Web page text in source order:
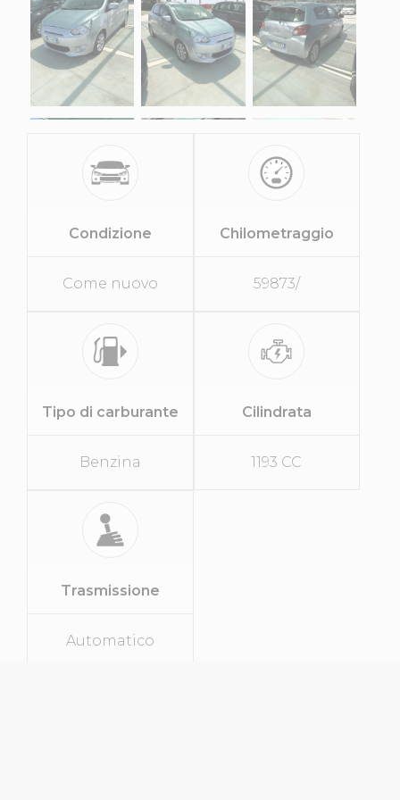
Condizione
Come nuovo
Chilometraggio
59873/
Tipo di carburante
Benzina
Cilindrata
1193 CC
Trasmissione
Automatico